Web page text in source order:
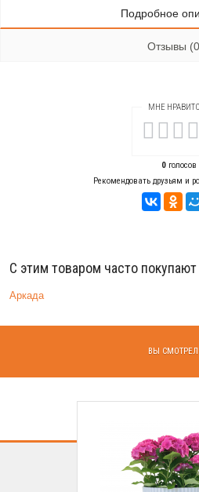
Подробное
Отзывы
МНЕ
0голосов
Рекомендовать друзьям и
С этим товаром часто покупают
Аркада
ВЫ